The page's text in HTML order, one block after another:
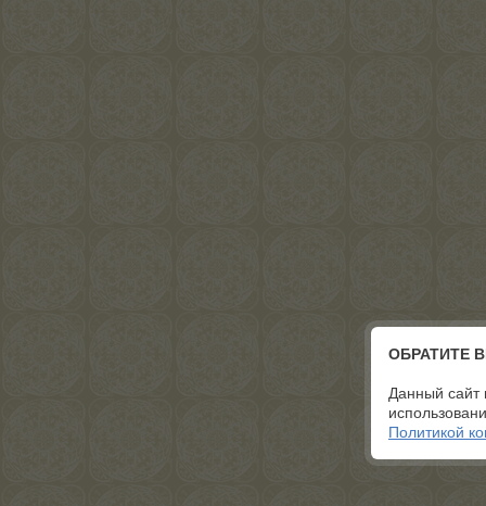
ОБРАТИТЕ
Данный сайт
Политикой